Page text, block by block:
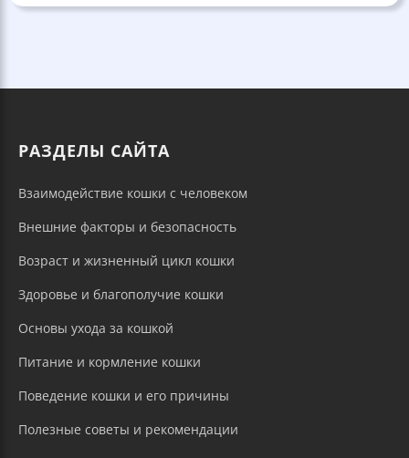
РАЗДЕЛЫ САЙТА
Взаимодействие кошки с человеком
Внешние факторы и безопасность
Возраст и жизненный цикл кошки
Здоровье и благополучие кошки
Основы ухода за кошкой
Питание и кормление кошки
Поведение кошки и его причины
Полезные советы и рекомендации